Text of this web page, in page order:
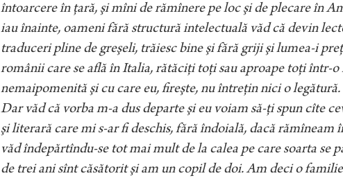
întoarcere în ţară, şi mîni de rămînere pe loc şi de plecare în
iau înainte, oameni fără structură intelectuală văd că devin
traduceri pline de greşeli, trăiesc bine şi fără griji şi lumea-i
românii care se află în Italia, rătăciţi toţi sau aproape toţi într-
nemaipomenită şi cu care eu, fireşte, nu întreţin nici o legătură.
Dar văd că vorba m-a dus departe şi eu voiam să-ţi spun cîte
şi literară care mi s-ar fi deschis, fără îndoială, dacă
văd îndepărtîndu-se tot mai mult de la calea pe care soarta se
de trei ani sînt căsătorit şi am un copil de doi. Am deci o